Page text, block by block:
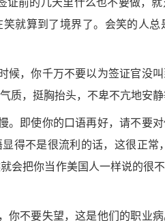
就算到了境界了。会笑的人
候，你千万不要以为签证官没
质，挺胸抬头，不卑不亢地安静
。即使你的口语再好，请不要
得不是很流利的话，这很正
会把你当作美国人一样说的很
你不要失望，这是他们的职业